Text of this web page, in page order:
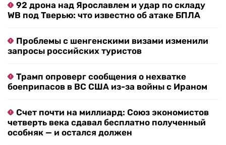
92 дрона над Ярославлем и удар по складу
WB под Тверью: что известно об атаке БПЛА
Проблемы с шенгенскими визами изменили
запросы российских туристов
Трамп опроверг сообщения о нехватке
боеприпасов в ВС США из-за войны с Ираном
Счет почти на миллиард: Союз экономистов
четверть века сдавал бесплатно полученный
особняк — и остался должен